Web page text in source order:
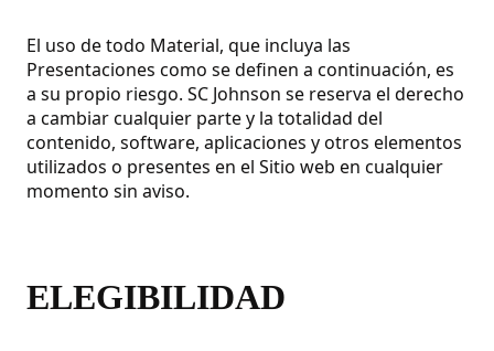
El uso de todo Material, que incluya las
Presentaciones como se definen a continuación, es
a su propio riesgo. SC Johnson se reserva el derecho
a cambiar cualquier parte y la totalidad del
contenido, software, aplicaciones y otros elementos
utilizados o presentes en el Sitio web en cualquier
momento sin aviso.
ELEGIBILIDAD